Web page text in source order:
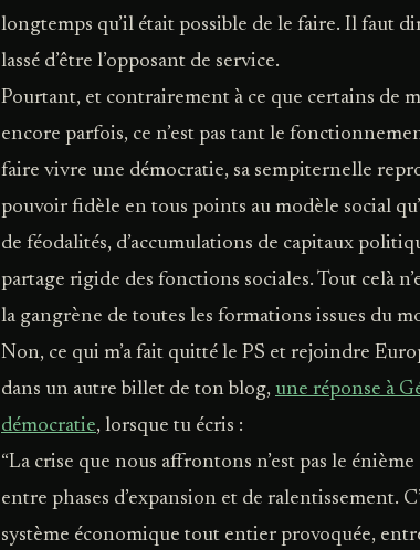
longtemps qu’il était possible de le faire. Il faut
lassé d’être l’opposant de service.
Pourtant, et contrairement à ce que certains de
encore parfois, ce n’est pas tant le
faire vivre une démocratie, sa sempiternelle
pouvoir fidèle en tous points au modèle social
de féodalités, d’accumulations de capitaux
partage rigide des fonctions sociales. Tout celà
la gangrène de toutes les formations issues du
Non, ce qui m’a fait quitté le PS et rejoindre
dans un autre billet de ton blog, une réponse à
démocratie, lorsque tu écris :
“La crise que nous affrontons n’est pas le
entre phases d’expansion et de ralentissement.
système économique tout entier provoquée,